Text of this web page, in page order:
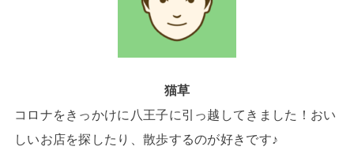
猫草
コロナをきっかけに八王子に引っ越してきました！おい
しいお店を探したり、散歩するのが好きです♪